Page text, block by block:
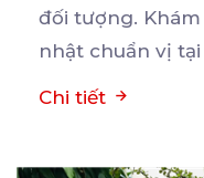
đối tượng.
nhật chuẩn vị
Chi tiết